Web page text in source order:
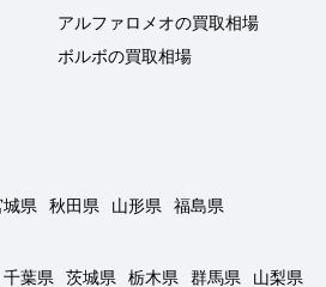
アルファロメオの買取相場
ボルボの買取相場
城県 秋田県 山形県
福島県
千葉県 茨城県 栃木県 群馬県
山梨県